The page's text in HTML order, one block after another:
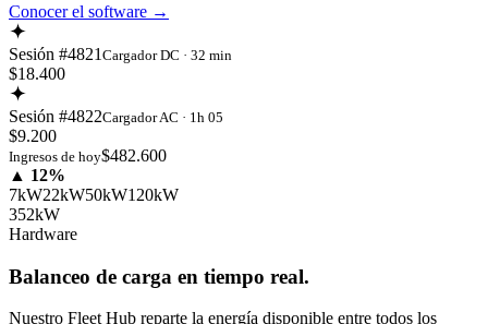
Conocer el software →
Sesión #4821 Cargador DC · 32 min
$18.400
Sesión #4822Cargador AC · 1h 05
$9.200
Ingresos de hoy$482.600
▲ 12%
7kW22kW50kW120kW
352kW
Hardware
Balanceo de carga en tiempo real.
Nuestro Fleet Hub reparte la energía disponible entre todos los